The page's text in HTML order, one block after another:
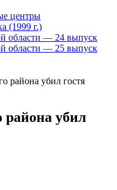
центры
(1999 г.)
области — 24 выпуск
области — 25 выпуск
района убил гостя
убил